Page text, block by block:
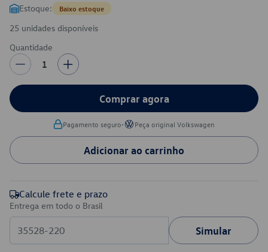
Estoque: Baixo estoque
25 unidades disponíveis
Quantidade
1
Comprar agora
Pagamento seguro• Peça original Volkswagen
Adicionar ao carrinho
Calcule frete e prazo
Entrega em todo o Brasil
Simular